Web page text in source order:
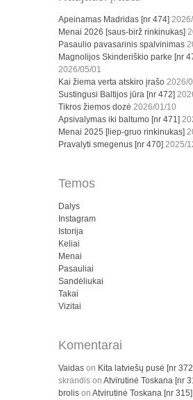
Apeinamas Madridas [nr 474]
Menai 2026 [saus-birž rinkinukas]
Pasaulio pavasarinis spalvinimas
Magnolijos Skinderiškio parke [nr
2026/05/01
Kai žiema verta atskiro įrašo 2026/
Sustingusi Baltijos jūra [nr 472]
Tikros žiemos dozė 2026/01/10
Apsivalymas iki baltumo [nr 471]
Menai 2025 [liep-gruo rinkinukas]
Pravalyti smegenus [nr 470] 2025/
Temos
Dalys
Instagram
Istorija
Keliai
Menai
Pasauliai
Sandėliukai
Takai
Vizitai
Komentarai
Vaidas on Kita latviešų pusė [nr
skrandis on Atvirutinė Toskana [nr
brolis on Atvirutinė Toskana [nr 315]